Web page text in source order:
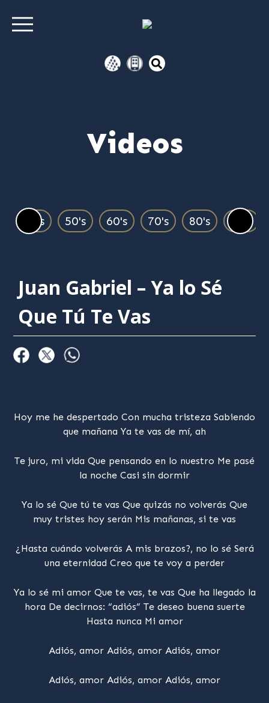
Videos
00's 50's 60's 70's 80's 90's
Juan Gabriel – Ya lo Sé
Que Tú Te Vas
Hoy me he despertado Con mucha tristeza Sabiendo
que mañana Ya te vas de mí, ah
Te juro, mi vida Que pensando en lo nuestro Me pasé
la noche Casi sin dormir
Ya lo sé Que tú te vas Que quizás no volverás Que
muy tristes hoy serán Mis mañanas, si te vas
¿Hasta cuándo volverás A mis brazos?, no lo sé Será
una eternidad Creo que te voy a perder
Ya lo sé mi amor Que te vas, te vas Que ha llegado la
hora De decirnos: “adiós” Te deseo buena suerte
Hasta nunca Mi amor
Adiós, amor Adiós, amor Adiós, amor
Adiós, amor Adiós, amor Adiós, amor